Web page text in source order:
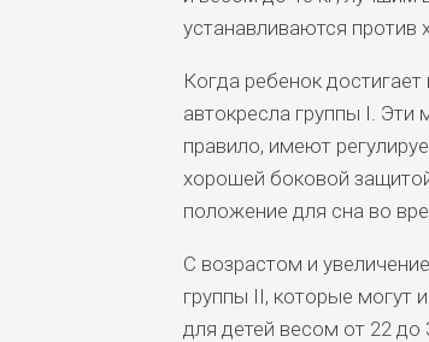
устанавливаются против
Когда ребенок
автокресла группы I. Эти
правило, имеют
хорошей боковой
положение для сна во
С возрастом и
группы II, которые
для детей весом от 22 до